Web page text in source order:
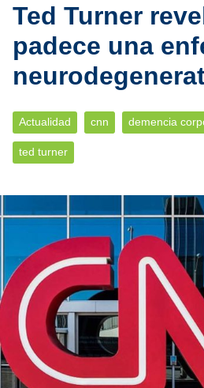
Ted Turner
padece una
Actualidad cnn demencia
ted turner